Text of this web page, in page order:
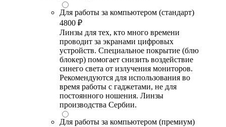
Для работы за компьютером (стандарт)
4800 ₽
Линзы для тех, кто много времени
проводит за экранами цифровых
устройств. Специальное покрытие (блю
блокер) помогает снизить воздействие
синего света от излучения мониторов.
Рекомендуются для использования во
время работы с гаджетами, не для
постоянного ношения. Линзы
производства Сербии.
Для работы за компьютером (премиум)